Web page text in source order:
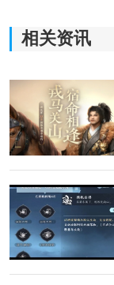
查看任务的刷新
话，解锁所有证
索收集进度。
3、收集完线索
然后去指认凶手
4、第一轮证据
5、第二轮证据
【证人-石安-心生
相关资讯